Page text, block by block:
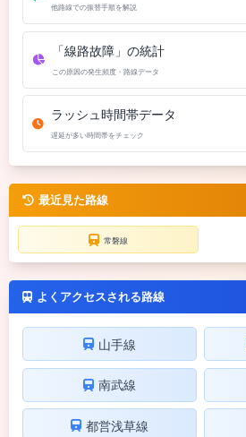
他路線での振替手順を解説
「線路故障」の統計
この原因の発生頻度・路線データ
ラッシュ時間帯データ
遅延が多い時間帯をチェック
最近見た路線
常磐線
よくアクセスされる路線
山手線
南武線
都営浅草線